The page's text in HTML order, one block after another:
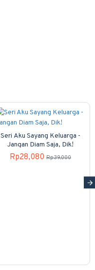
Seri Aku Sayang Keluarga -
Jangan Diam Saja, Dik!
Rp28,080 Rp39,000